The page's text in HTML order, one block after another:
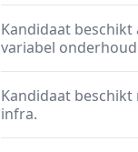
Kandidaat
variabel
Kandidaat
infra.